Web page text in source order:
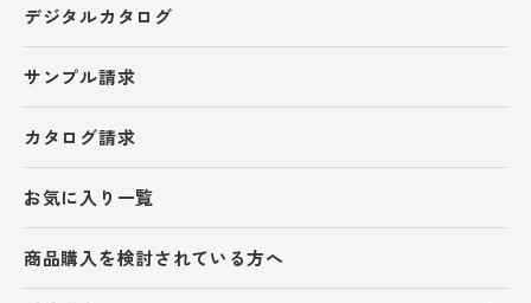
デジタルカタログ
サンプル請求
カタログ請求
お気に入り一覧
商品購入を検討されている方へ